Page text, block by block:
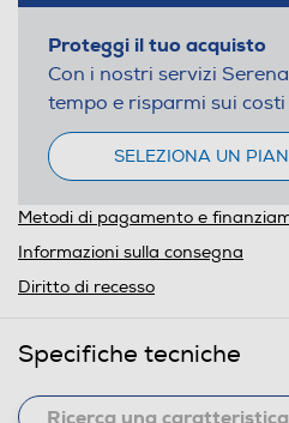
Proteggi il tuo acquisto
Con i nostri servizi
tempo e risparmi sui
SELEZIONA UN
Metodi di pagamento e
Informazioni sulla consegna
Diritto di recesso
Specifiche tecniche